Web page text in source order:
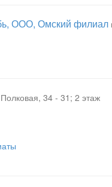
ООО, Омский филиал
Полковая, 34 - 31; 2 этаж